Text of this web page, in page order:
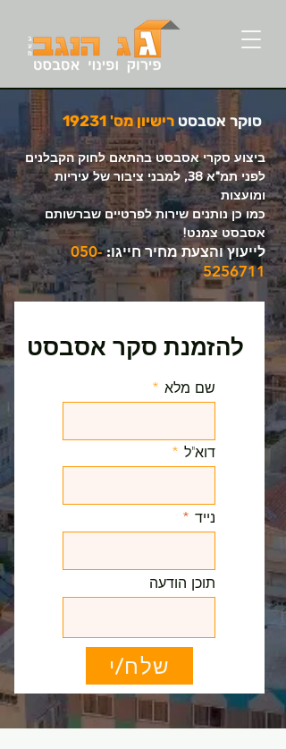
ביצוע סקרי אסבסט בהתאם לחוק הקבלנים
לפני תמ"א 38, למבני ציבור של עיריות
ומועצות
כמו כן נותנים שירות לפרטיים שברשותם
אסבסט צמנט!
לייעוץ והצעת מחיר חייגו: 050-
5256711
להזמנת סקר אסבסט
שם מלא
דוא"ל
נייד
תוכן הודעה
שלח/י
סוקר אסבסט רישיון מס' 19231